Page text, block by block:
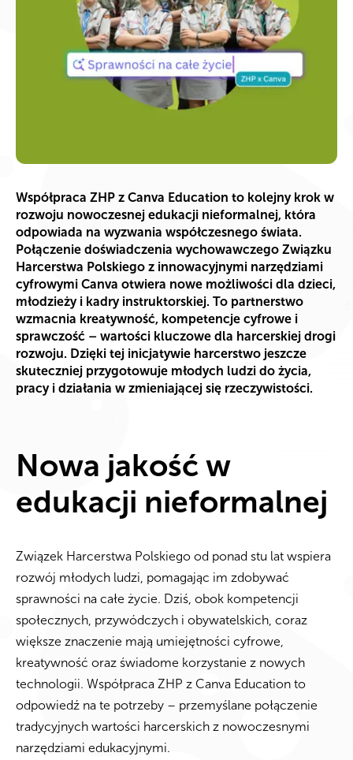
Współpraca ZHP z Canva Education to kolejny krok w
rozwoju nowoczesnej edukacji nieformalnej, która
odpowiada na wyzwania współczesnego świata.
Połączenie doświadczenia wychowawczego Związku
Harcerstwa Polskiego z innowacyjnymi narzędziami
cyfrowymi Canva otwiera nowe możliwości dla dzieci,
młodzieży i kadry instruktorskiej. To partnerstwo
wzmacnia kreatywność, kompetencje cyfrowe i
sprawczość – wartości kluczowe dla harcerskiej drogi
rozwoju. Dzięki tej inicjatywie harcerstwo jeszcze
skuteczniej przygotowuje młodych ludzi do życia,
pracy i działania w zmieniającej się rzeczywistości.
Nowa jakość w
edukacji nieformalnej
Związek Harcerstwa Polskiego od ponad stu lat wspiera
rozwój młodych ludzi, pomagając im zdobywać
sprawności na całe życie. Dziś, obok kompetencji
społecznych, przywódczych i obywatelskich, coraz
większe znaczenie mają umiejętności cyfrowe,
kreatywność oraz świadome korzystanie z nowych
technologii. Współpraca ZHP z Canva Education to
odpowiedź na te potrzeby – przemyślane połączenie
tradycyjnych wartości harcerskich z nowoczesnymi
narzędziami edukacyjnymi.